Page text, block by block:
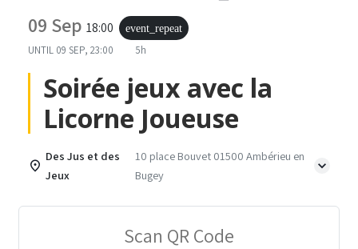
09 Sep 18:00 event_repeat
UNTIL 09 SEP, 23:00 5h
Soirée jeux avec la
Licorne Joueuse
Des Jus et des
Jeux
10 place Bouvet 01500 Ambérieu en
Bugey
Scan QR Code